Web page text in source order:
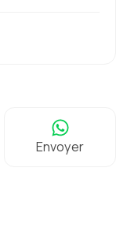
Envoyer